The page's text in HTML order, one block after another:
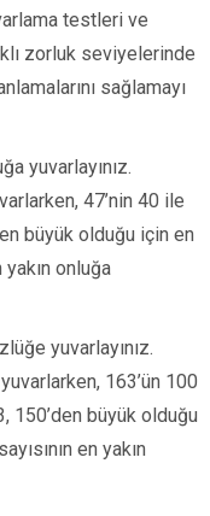
testleri ve
zorluk seviyelerinde
sağlamayı
yuvarlayınız.
47’nin 40 ile
büyük olduğu için en
yakın onluğa
yuvarlayınız.
163’ün 100
150’den büyük olduğu
en yakın